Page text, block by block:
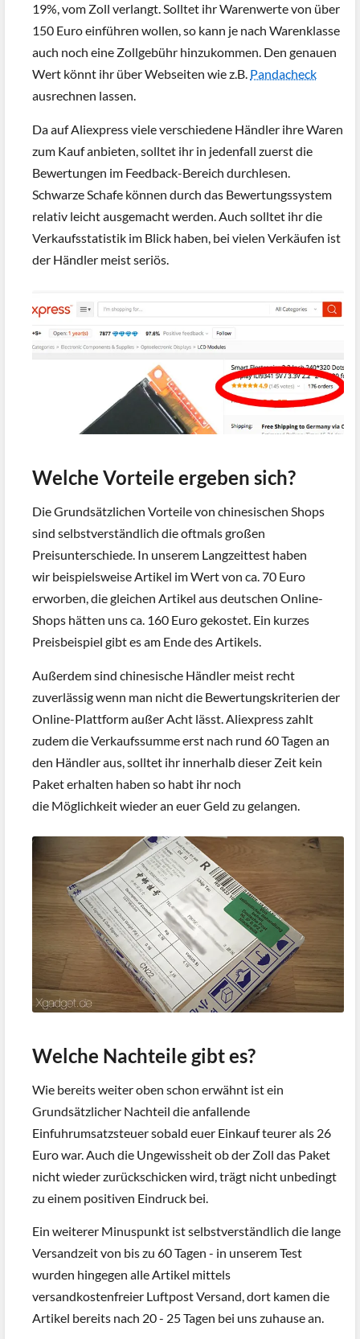
19%, vom Zoll verlangt. Solltet ihr Warenwerte von über
150 Euro einführen wollen, so kann je nach Warenklasse
auch noch eine Zollgebühr hinzukommen. Den genauen
Wert könnt ihr über Webseiten wie z.B. Pandacheck
ausrechnen lassen.
Da auf Aliexpress viele verschiedene Händler ihre Waren
zum Kauf anbieten, solltet ihr in jedenfall zuerst die
Bewertungen im Feedback-Bereich durchlesen.
Schwarze Schafe können durch das Bewertungssystem
relativ leicht ausgemacht werden. Auch solltet ihr die
Verkaufsstatistik im Blick haben, bei vielen Verkäufen ist
der Händler meist seriös.
Welche Vorteile ergeben sich?
Die Grundsätzlichen Vorteile von chinesischen Shops
sind selbstverständlich die oftmals großen
Preisunterschiede. In unserem Langzeittest haben
wir beispielsweise Artikel im Wert von ca. 70 Euro
erworben, die gleichen Artikel aus deutschen Online-
Shops hätten uns ca. 160 Euro gekostet. Ein kurzes
Preisbeispiel gibt es am Ende des Artikels.
Außerdem sind chinesische Händler meist recht
zuverlässig wenn man nicht die Bewertungskriterien der
Online-Plattform außer Acht lässt. Aliexpress zahlt
zudem die Verkaufssumme erst nach rund 60 Tagen an
den Händler aus, solltet ihr innerhalb dieser Zeit kein
Paket erhalten haben so habt ihr noch
die Möglichkeit wieder an euer Geld zu gelangen.
Welche Nachteile gibt es?
Wie bereits weiter oben schon erwähnt ist ein
Grundsätzlicher Nachteil die anfallende
Einfuhrumsatzsteuer sobald euer Einkauf teurer als 26
Euro war. Auch die Ungewissheit ob der Zoll das Paket
nicht wieder zurückschicken wird, trägt nicht unbedingt
zu einem positiven Eindruck bei.
Ein weiterer Minuspunkt ist selbstverständlich die lange
Versandzeit von bis zu 60 Tagen - in unserem Test
wurden hingegen alle Artikel mittels
versandkostenfreier Luftpost Versand, dort kamen die
Artikel bereits nach 20 - 25 Tagen bei uns zuhause an.